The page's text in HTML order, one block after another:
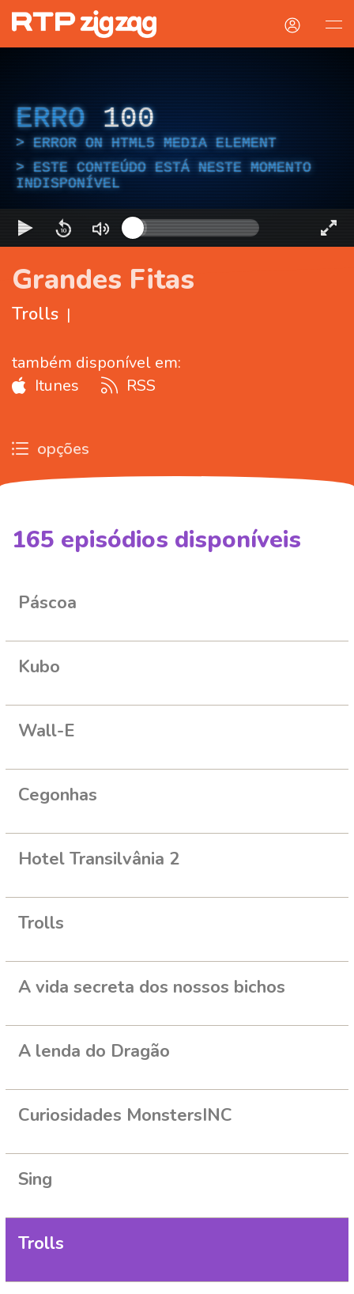
ERRO 100
ERROR ON HTML5 MEDIA ELEMENT
ESTE CONTEÚDO ESTÁ NESTE MOMENTO
INDISPONÍVEL
Grandes Fitas
Trolls |
também disponível em:
Itunes
RSS
opções
165 episódios disponíveis
Páscoa
Kubo
Wall-E
Cegonhas
Hotel Transilvânia 2
Trolls
A vida secreta dos nossos bichos
A lenda do Dragão
Curiosidades MonstersINC
Sing
Trolls